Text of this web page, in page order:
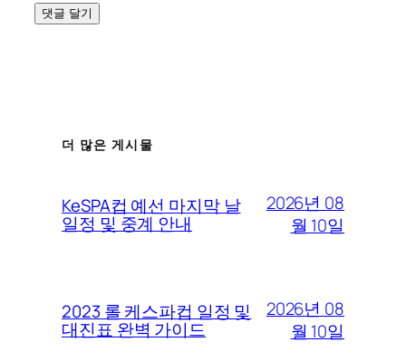
더 많은 게시물
KeSPA컵 예선 마지막 날
일정 및 중계 안내
2026년 08
월 10일
2023 롤 케스파컵 일정 및
대진표 완벽 가이드
2026년 08
월 10일